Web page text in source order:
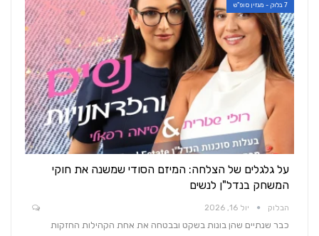
7 בלוק - מגזין סופ"ש
על גלגלים של הצלחה: המיזם הסודי שמשנה את חוקי
המשחק בנדל"ן לנשים
הבלוק יול 16, 2026
כבר שנתיים שהן בונות בשקט ובבטחה את אחת הקהילות החזקות